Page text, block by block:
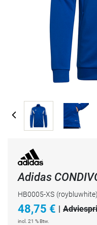
Adidas
HB0005-XS (roybluwhite)
48,75 € |
incl. 21 % Btw.